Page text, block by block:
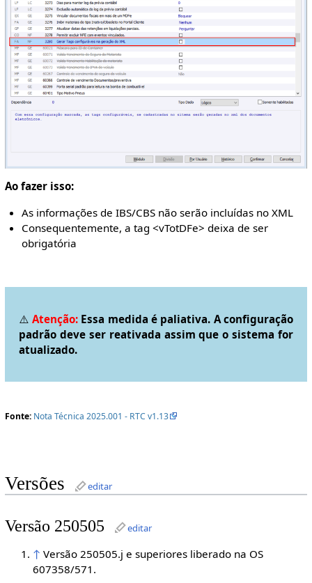
Ao fazer isso:
As informações de IBS/CBS não serão incluídas no XML
Consequentemente, a tag <vTotDFe> deixa de ser
obrigatória
⚠️ Atenção:Essa medida é paliativa. A configuração
padrão deve ser reativada assim que o sistema for
atualizado.
Fonte: Nota Técnica 2025.001 - RTC v1.13
Versões editar
Versão 250505 editar
↑ Versão 250505.j e superiores liberado na OS
607358/571.